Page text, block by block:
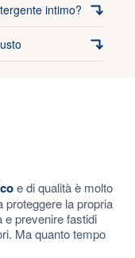
intimo?
e di qualità è molto
proteggere la propria
e prevenire fastidi
Ma quanto tempo